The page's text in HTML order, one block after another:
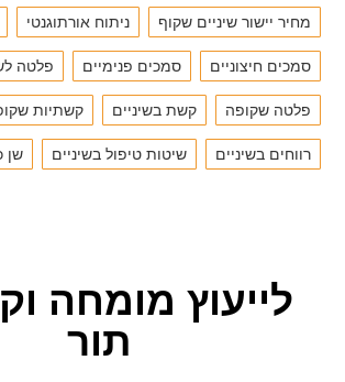
מחיר יישור שיניים שקוף ניתוח אורתוגנטי
סמכים חיצוניים סמכים פנימיים פלטה
פלטה שקופה קשת בשיניים קשתיות
רווחים בשיניים שיטות טיפול בשיניים שן
לייעוץ מומחה
תור